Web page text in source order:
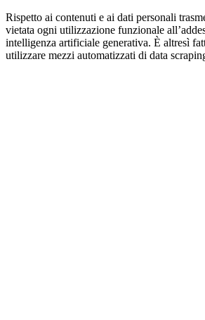
Rispetto ai contenuti e ai dati personali
vietata ogni utilizzazione funzionale
intelligenza artificiale generativa. È altresì
utilizzare mezzi automatizzati di data